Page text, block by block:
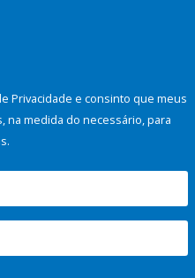
Privacidade e consinto que meus
na medida do necessário, para